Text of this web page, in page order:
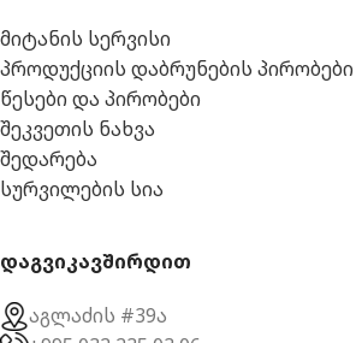
მიტანის სერვისი
პროდუქციის დაბრუნების პირობები
წესები და პირობები
შეკვეთის ნახვა
შედარება
სურვილების სია
დაგვიკავშირდით
აგლაძის #39ა